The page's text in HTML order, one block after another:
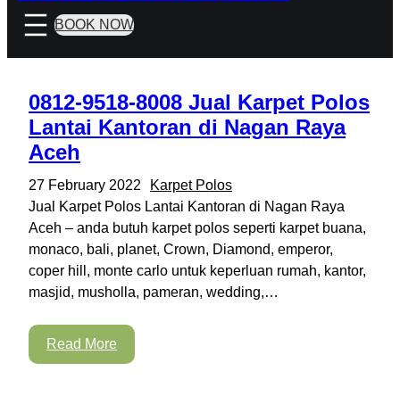
BOOK NOW
0812-9518-8008 Jual Karpet Polos
Lantai Kantoran di Nagan Raya
Aceh
27 February 2022
Karpet Polos
Jual Karpet Polos Lantai Kantoran di Nagan Raya
Aceh – anda butuh karpet polos seperti karpet buana,
monaco, bali, planet, Crown, Diamond, emperor,
coper hill, monte carlo untuk keperluan rumah, kantor,
masjid, musholla, pameran, wedding,…
Read More